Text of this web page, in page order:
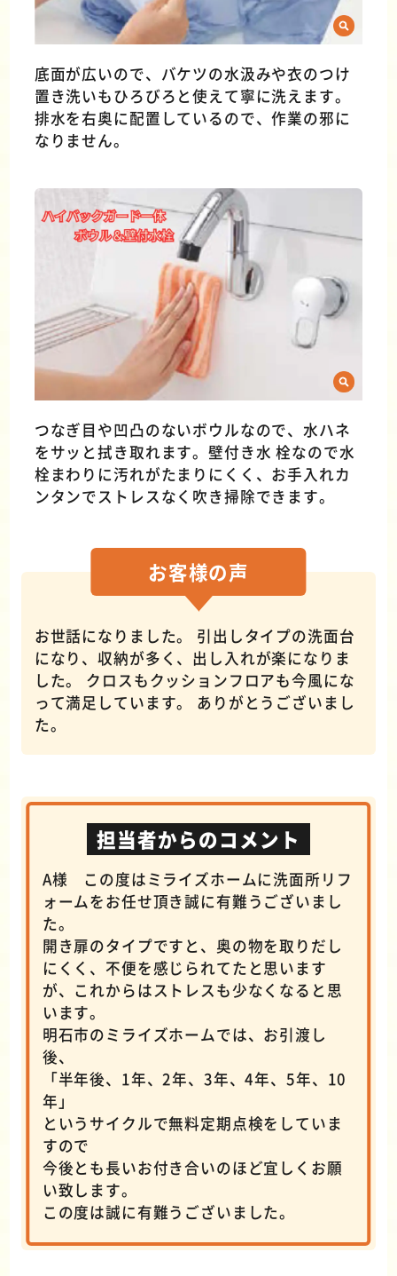
底面が広いので、バケツの水汲みや衣のつけ
置き洗いもひろびろと使えて寧に洗えます。
排水を右奥に配置しているので、作業の邪に
なりません。
つなぎ目や凹凸のないボウルなので、水ハネ
をサッと拭き取れます。壁付き水 栓なので水
栓まわりに汚れがたまりにくく、お手入れカ
ンタンでストレスなく吹き掃除できます。
お客様の声
お世話になりました。 引出しタイプの洗面台
になり、収納が多く、出し入れが楽になりま
した。 クロスもクッションフロアも今風にな
って満足しています。 ありがとうございまし
た。
担当者からのコメント
A様 この度はミライズホームに洗面所リフ
ォームをお任せ頂き誠に有難うございまし
た。
開き扉のタイプですと、奥の物を取りだし
にくく、不便を感じられてたと思います
が、これからはストレスも少なくなると思
います。
明石市のミライズホームでは、お引渡し
後、
「半年後、1年、2年、3年、4年、5年、10
年」
というサイクルで無料定期点検をしていま
すので
今後とも長いお付き合いのほど宜しくお願
い致します。
この度は誠に有難うございました。